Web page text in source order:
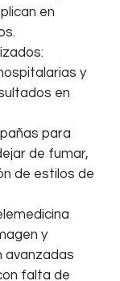
en
y
en
para
de fumar,
de estilos de
y
avanzadas
falta de